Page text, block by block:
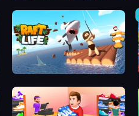
Raft Life